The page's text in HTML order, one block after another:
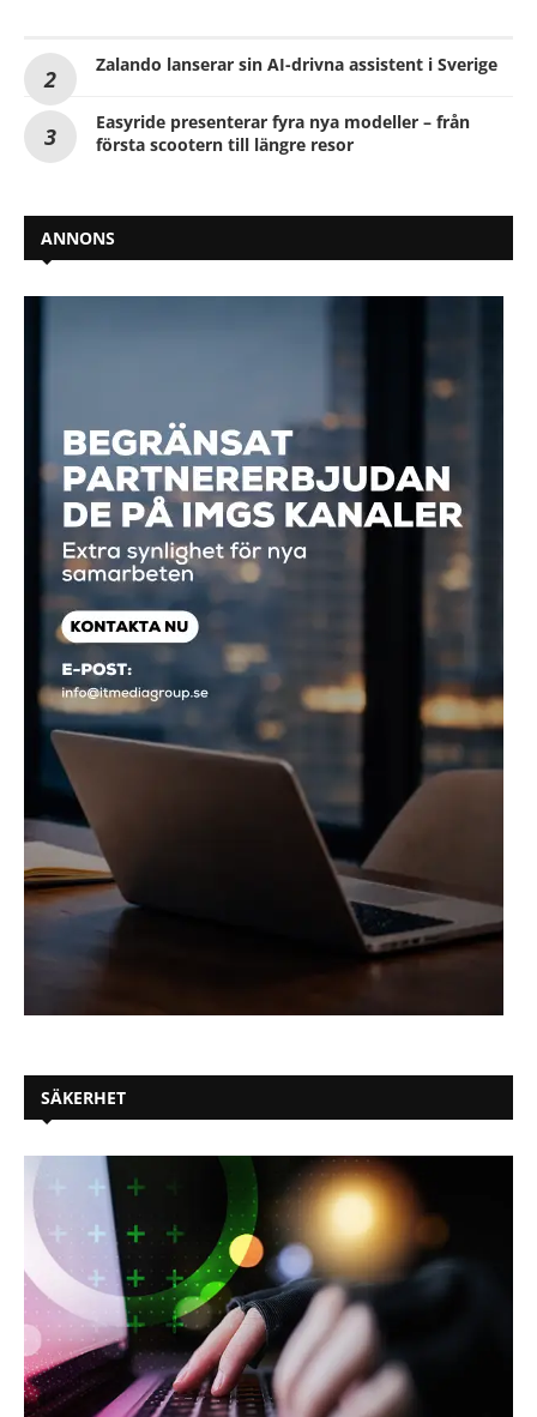
Zalando lanserar sin AI-drivna assistent i Sverige
Easyride presenterar fyra nya modeller – från
första scootern till längre resor
ANNONS
SÄKERHET